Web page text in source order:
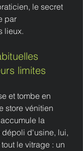
le secret
par
lieux.
limites
et tombe en
store vénitien
la
dépoli d'usine, lui,
le vitrage : un